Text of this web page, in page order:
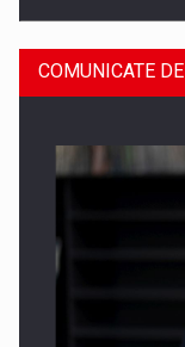
SAPTE
COMUNICATE